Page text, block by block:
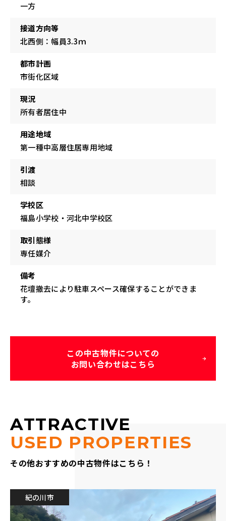
一方
接道方向等
北西側：幅員3.3ｍ
都市計画
市街化区域
現況
所有者居住中
用途地域
第一種中高層住居専用地域
引渡
相談
学校区
福島小学校・河北中学校区
取引態様
専任媒介
備考
花壇撤去により駐車スペース確保することができま
す。
この中古物件についての
お問い合わせはこちら
ATTRACTIVE
USED PROPERTIES
その他おすすめの中古物件はこちら！
紀の川市